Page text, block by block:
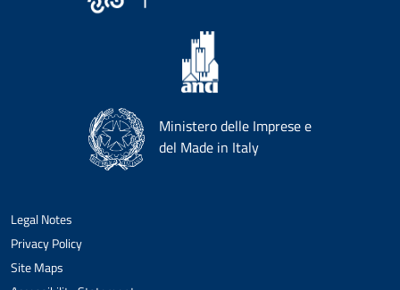
Ministero delle Imprese e
del Made in Italy
Legal Notes
Privacy Policy
Site Maps